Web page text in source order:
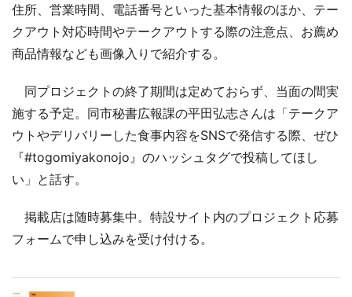
住所、営業時間、電話番号といった基本情報のほか、テー
クアウト対応時間やテークアウトする際の注意点、お薦め
商品情報なども画像入りで紹介する。
同プロジェクトの終了期間は定めておらず、当面の間実
施する予定。同市秘書広報課の平田弘志さんは「テークア
ウトやデリバリーした食事内容をSNSで発信する際、ぜひ
『#togomiyakonojo』のハッシュタグで投稿してほし
い」と話す。
掲載店は随時募集中。特設サイト内のプロジェクト応募
フォームで申し込みを受け付ける。